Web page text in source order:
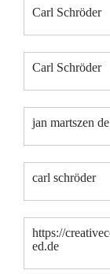
Carl Schröder
Carl Schröder
jan martszen
carl schröder
https://
ed.de